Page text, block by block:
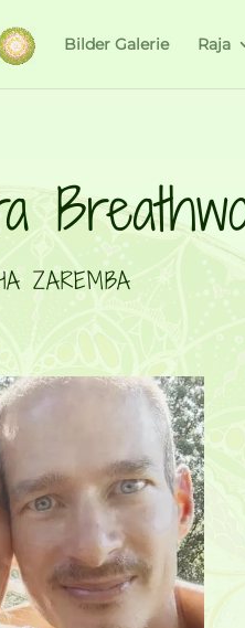
Bilder Galerie Raja
ZAREMBA